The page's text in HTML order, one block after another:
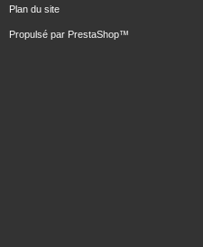
Plan du site
Propulsé par PrestaShop™